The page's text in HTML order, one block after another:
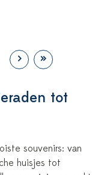
› »
tot
souvenirs: van
huisjes tot